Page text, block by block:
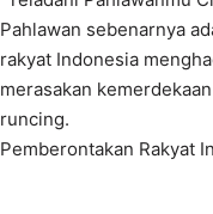
Pahlawan sebenarnya
rakyat Indonesia
merasakan
runcing.
Pemberontakan Rakyat